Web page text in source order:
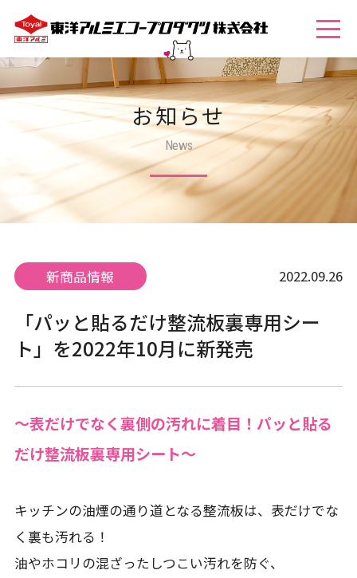
お知らせ
News
新商品情報 2022.09.26
「パッと貼るだけ整流板裏専用シー
ト」を2022年10月に新発売
〜表だけでなく裏側の汚れに着⽬！パッと貼る
だけ整流板裏専⽤シート〜
キッチンの油煙の通り道となる整流板は、表だけでな
く裏も汚れる！
油やホコリの混ざったしつこい汚れを防ぐ、